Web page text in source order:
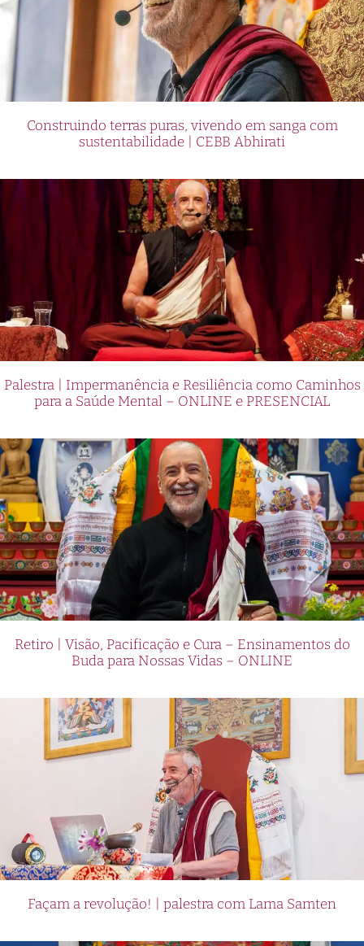
Construindo terras puras, vivendo em sanga com
sustentabilidade | CEBB Abhirati
Palestra | Impermanência e Resiliência como Caminhos
para a Saúde Mental – ONLINE e PRESENCIAL
Retiro | Visão, Pacificação e Cura – Ensinamentos do
Buda para Nossas Vidas – ONLINE
Façam a revolução! | palestra com Lama Samten